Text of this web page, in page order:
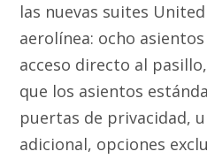
las nuevas suites
aerolínea: ocho
acceso directo al
que los asientos
puertas de privacidad,
adicional, opciones